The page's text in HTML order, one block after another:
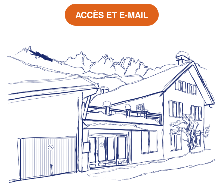
ACCÈS ET E-MAIL